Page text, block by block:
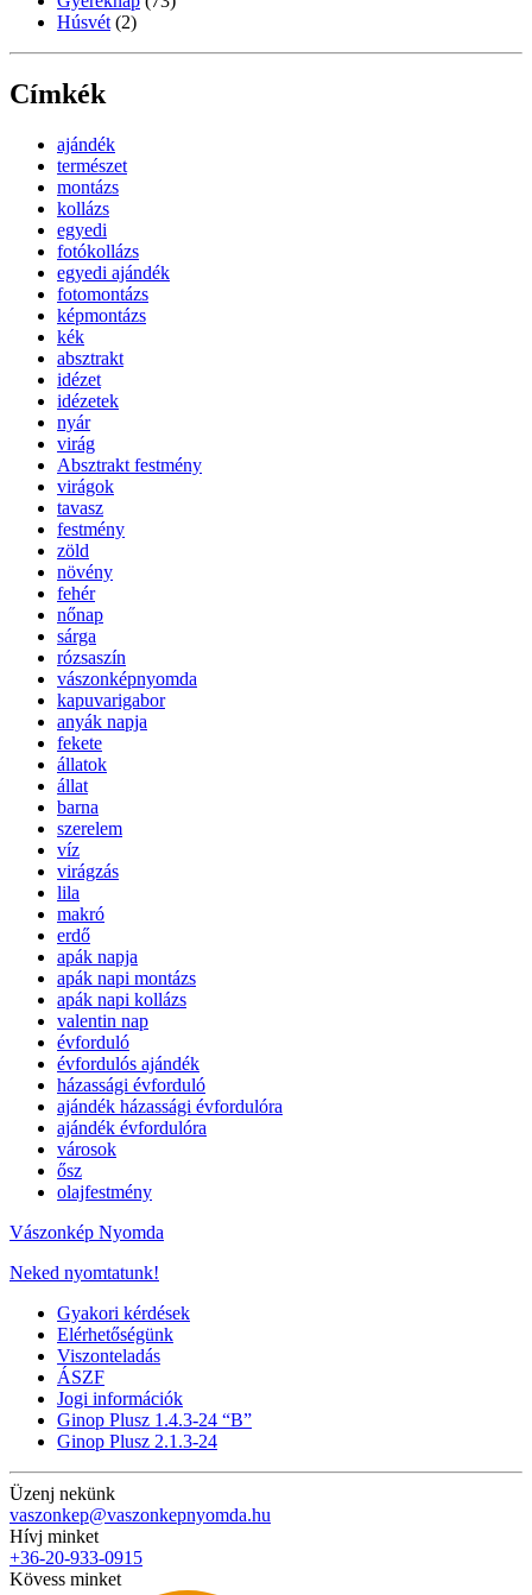
Húsvét (2)
Címkék
ajándék
természet
montázs
kollázs
egyedi
fotókollázs
egyedi ajándék
fotomontázs
képmontázs
kék
absztrakt
idézet
idézetek
nyár
virág
Absztrakt festmény
virágok
tavasz
festmény
zöld
növény
fehér
nőnap
sárga
rózsaszín
vászonképnyomda
kapuvarigabor
anyák napja
fekete
állatok
állat
barna
szerelem
víz
virágzás
lila
makró
erdő
apák napja
apák napi montázs
apák napi kollázs
valentin nap
évforduló
évfordulós ajándék
házassági évforduló
ajándék házassági évfordulóra
ajándék évfordulóra
városok
ősz
olajfestmény
Vászonkép Nyomda
Neked nyomtatunk!
Gyakori kérdések
Elérhetőségünk
Viszonteladás
ÁSZF
Jogi információk
Ginop Plusz 1.4.3-24 “B”
Ginop Plusz 2.1.3-24
Üzenj nekünk
vaszonkep@vaszonkepnyomda.hu
Hívj minket
+36-20-933-0915
Kövess minket